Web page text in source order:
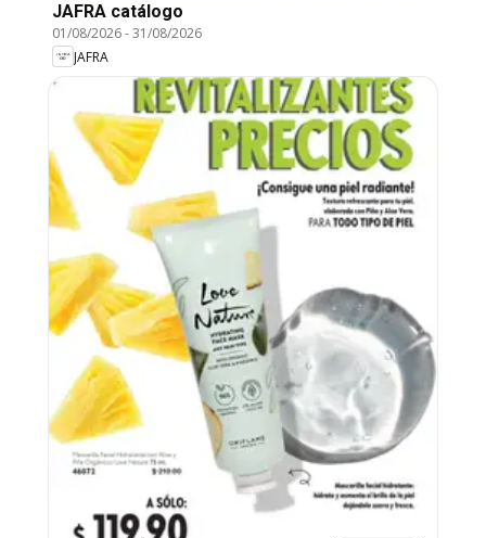
JAFRA catálogo
01/08/2026-31/08/2026
JAFRA